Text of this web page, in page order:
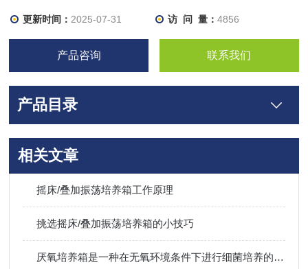
更新时间： 2025-07-31 访 问 量： 4856
产品咨询 联系我们
产品目录
相关文章
摇床/叠加振荡培养箱工作原理
挑选摇床/叠加振荡培养箱的小技巧
厌氧培养箱是一种在无氧环境条件下进行细菌培养的设备